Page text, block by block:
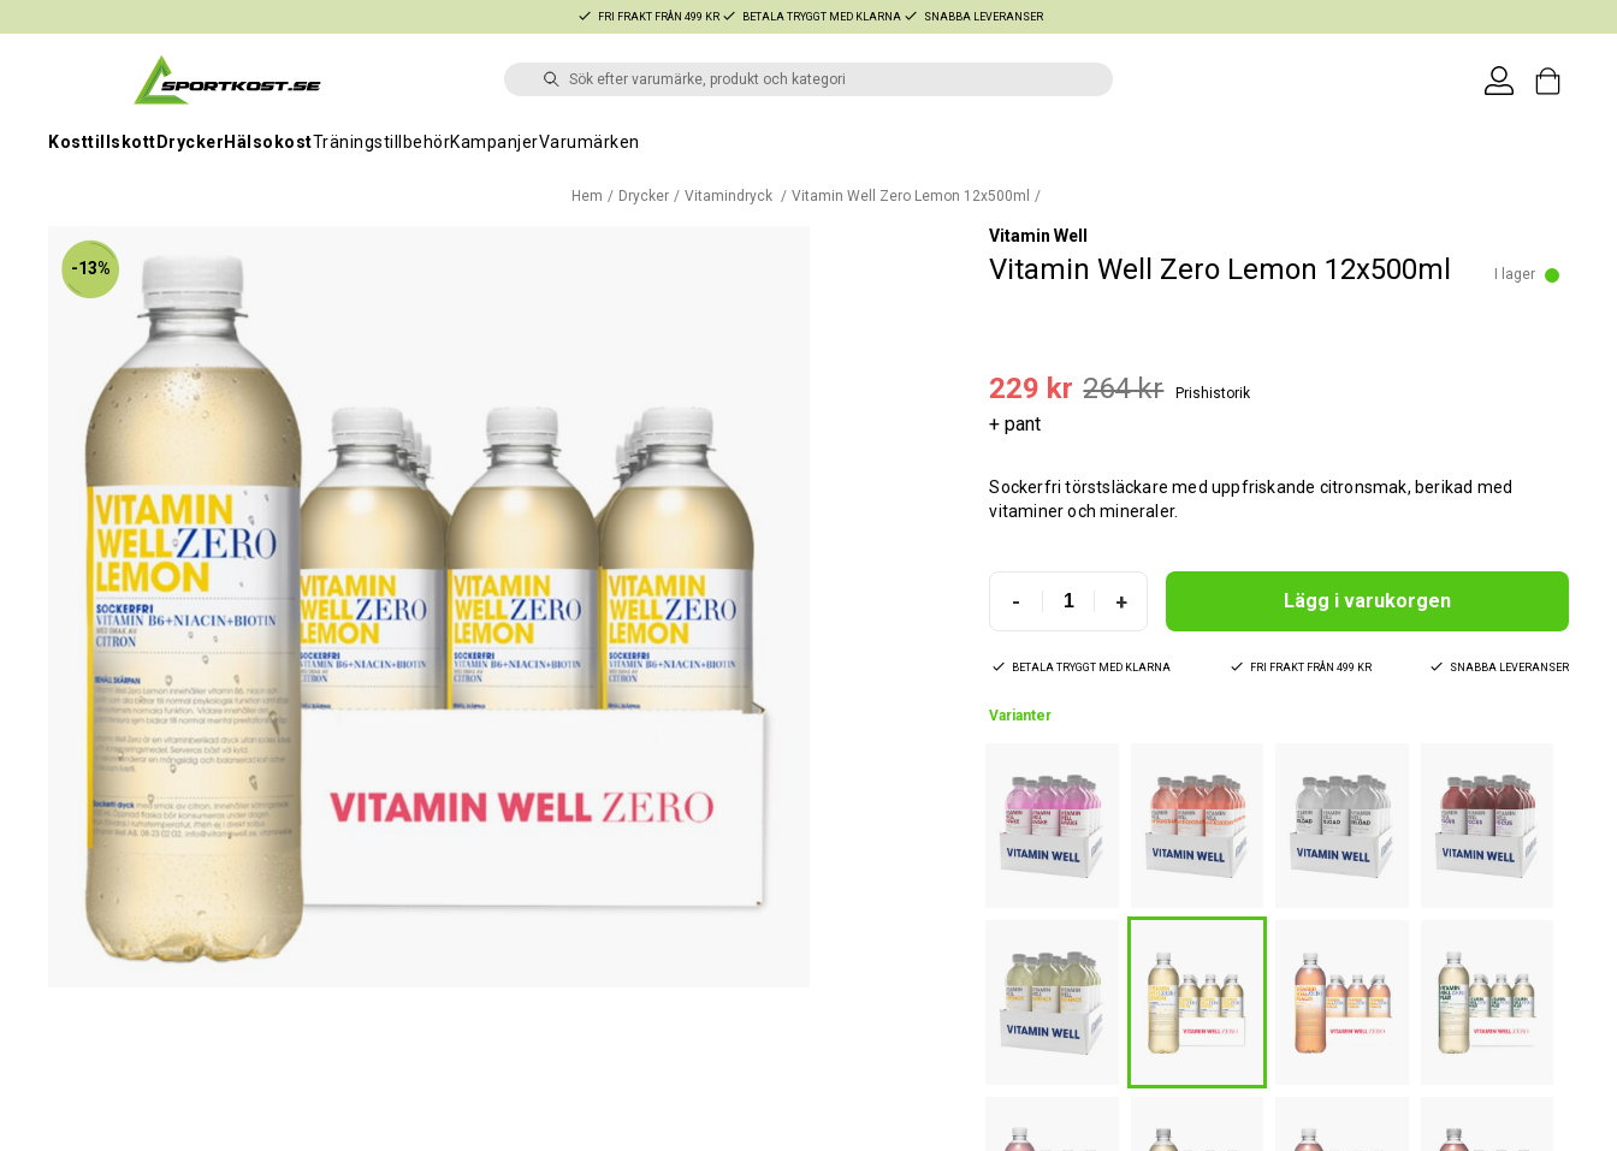
FRI FRAKT FRÅN 499 KR BETALA TRYGGT MED KLARNA SNABBA LEVERANSER
KosttillskottDryckerHälsokostTräningstillbehörKampanjerVarumärken
Hem Drycker Vitamindryck Vitamin Well Zero Lemon 12x500ml
-13%
Vitamin Well
Vitamin Well Zero Lemon 12x500ml I lager
229 kr 264 kr Prishistorik
+ pant
Sockerfri törstsläckare med uppfriskande citronsmak, berikad med
vitaminer och mineraler.
- + Lägg i varukorgen
BETALA TRYGGT MED KLARNA FRI FRAKT FRÅN 499 KR SNABBA LEVERANSER
Varianter